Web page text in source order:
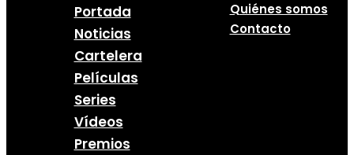
Portada
Noticias
Cartelera
Películas
Series
Vídeos
Premios
Quiénes somos
Contacto